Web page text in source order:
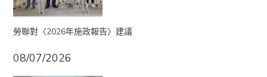
勞聯對〈2026年施政報告〉建議
08/07/2026